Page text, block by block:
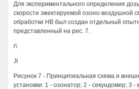
Для экспериментального определения
скорости эжектируемой озоно-воздушной
обработки НВ был создан отдельный
представленный на рис. 7.
г\
Ji
Рисунок 7 - Принципиальная схема и
установки: 1 - озонатор; 2 - секундомер; 3 -